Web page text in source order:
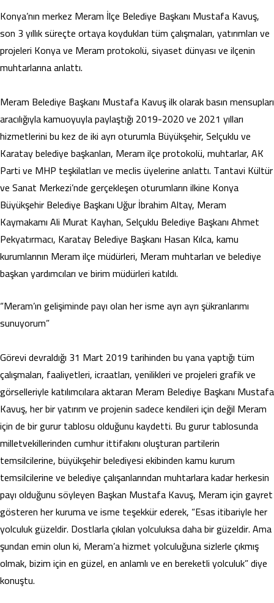
Konya’nın merkez Meram İlçe Belediye Başkanı Mustafa Kavuş,
son 3 yıllık süreçte ortaya koydukları tüm çalışmaları, yatırımları ve
projeleri Konya ve Meram protokolü, siyaset dünyası ve ilçenin
muhtarlarına anlattı.
Meram Belediye Başkanı Mustafa Kavuş ilk olarak basın mensupları
aracılığıyla kamuoyuyla paylaştığı 2019-2020 ve 2021 yılları
hizmetlerini bu kez de iki ayrı oturumla Büyükşehir, Selçuklu ve
Karatay belediye başkanları, Meram ilçe protokolü, muhtarlar, AK
Parti ve MHP teşkilatları ve meclis üyelerine anlattı. Tantavi Kültür
ve Sanat Merkezi’nde gerçekleşen oturumların ilkine Konya
Büyükşehir Belediye Başkanı Uğur İbrahim Altay, Meram
Kaymakamı Ali Murat Kayhan, Selçuklu Belediye Başkanı Ahmet
Pekyatırmacı, Karatay Belediye Başkanı Hasan Kılca, kamu
kurumlarının Meram ilçe müdürleri, Meram muhtarları ve belediye
başkan yardımcıları ve birim müdürleri katıldı.
“Meram’ın gelişiminde payı olan her isme ayrı ayrı şükranlarımı
sunuyorum”
Görevi devraldığı 31 Mart 2019 tarihinden bu yana yaptığı tüm
çalışmaları, faaliyetleri, icraatları, yenilikleri ve projeleri grafik ve
görselleriyle katılımcılara aktaran Meram Belediye Başkanı Mustafa
Kavuş, her bir yatırım ve projenin sadece kendileri için değil Meram
için de bir gurur tablosu olduğunu kaydetti. Bu gurur tablosunda
milletvekillerinden cumhur ittifakını oluşturan partilerin
temsilcilerine, büyükşehir belediyesi ekibinden kamu kurum
temsilcilerine ve belediye çalışanlarından muhtarlara kadar herkesin
payı olduğunu söyleyen Başkan Mustafa Kavuş, Meram için gayret
gösteren her kuruma ve isme teşekkür ederek, “Esas itibariyle her
yolculuk güzeldir. Dostlarla çıkılan yolculuksa daha bir güzeldir. Ama
şundan emin olun ki, Meram’a hizmet yolculuğuna sizlerle çıkmış
olmak, bizim için en güzel, en anlamlı ve en bereketli yolculuk” diye
konuştu.